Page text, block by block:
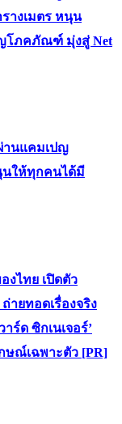
รางเมตร หนุน
โภคภัณฑ์ มุ่งสู่ Net
านแคมเปญ
นุนให้ทุกคนได้มี
งไทย เปิดตัว
ายทอดเรื่องจริง
ร์ด ซิกเนเจอร์’
ษณ์เฉพาะตัว [PR]